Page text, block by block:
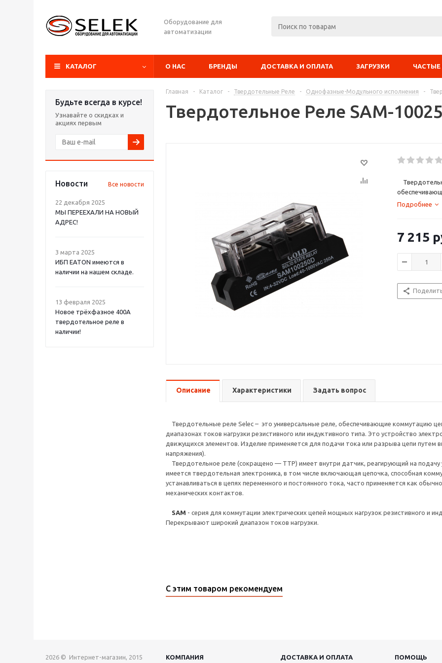
Оборудование для
автоматизации
КАТАЛОГ О НАС БРЕНДЫ ДОСТАВКА И ОПЛАТА ЗАГРУЗКИ
Будьте всегда в курсе!
Узнавайте о скидках и
акциях первым
Новости Все новости
22 декабря 2025
МЫ ПЕРЕЕХАЛИ НА НОВЫЙ
АДРЕС!
3 марта 2025
ИБП EATON имеются в
наличии на нашем складе.
13 февраля 2025
Новое трёхфазное 400А
твердотельное реле в
наличии!
Главная - Каталог - Твердотельные Реле - Однофазные-Модульного исполнения -
Твердотельное Реле SAM-
в
применяется
управления
реагирующий
составе
Устройство
постоянного
трехфазной
Подробнее
7 215
Описание Характеристики Задать вопрос
Твердотельные реле Selec – это универсальные реле, обеспечивающие коммутацию
диапазонах токов нагрузки резистивного или индуктивного типа. Это устройство
движущихся элементов. Изделие применяется для подачи тока или разрыва цепи путем
напряжения).
Твердотельное реле (сокращено — ТТР) имеет внутри датчик, реагирующий на подачу
имеется твердотельная электроника, в том числе включающая цепочка, способная
устанавливаться в цепях переменного и постоянного тока, часто применяется как
механических контактов.
SAM - серия для коммутации электрических цепей мощных нагрузок резистивного и
Перекрывают широкий диапазон токов нагрузки.
С этим товаром рекомендуем
2026 © Интернет-магазин, 2015 КОМПАНИЯ ДОСТАВКА И ОПЛАТА ПОМОЩЬ